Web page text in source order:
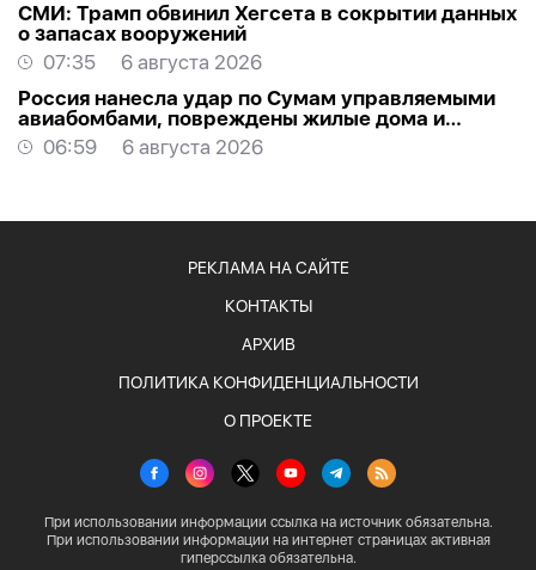
СМИ: Трамп обвинил Хегсета в сокрытии данных
о запасах вооружений
07:35
6 августа 2026
Россия нанесла удар по Сумам управляемыми
авиабомбами, повреждены жилые дома и
торговый центр
06:59 6 августа 2026
РЕКЛАМА НА САЙТЕ
КОНТАКТЫ
АРХИВ
ПОЛИТИКА КОНФИДЕНЦИАЛЬНОСТИ
О ПРОЕКТЕ
При использовании информации ссылка на источник обязательна.
При использовании информации на интернет страницах активная
гиперссылка обязательна.